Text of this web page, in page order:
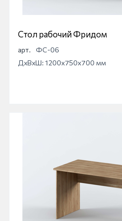
Стол рабочий Фридом
арт.
ФС-06
ДхВхШ: 1200x750x700 мм